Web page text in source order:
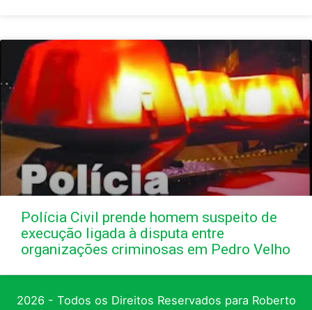
Polícia Civil prende homem suspeito de
execução ligada à disputa entre
organizações criminosas em Pedro Velho
2026 - Todos os Direitos Reservados para Roberto